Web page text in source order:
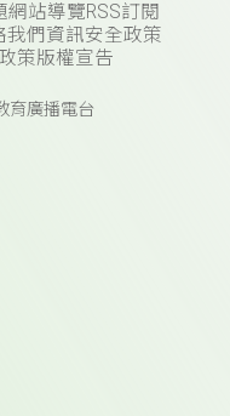
網站導覽RSS訂閱
我們 資訊安全政策
策版權宣告
育廣播電台